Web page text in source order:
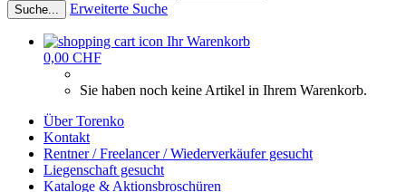
Suche... Erweiterte Suche
Ihr Warenkorb
0,00 CHF
Sie haben noch keine Artikel in Ihrem Warenkorb.
Über Torenko
Kontakt
Rentner / Freelancer / Wiederverkäufer gesucht
Liegenschaft gesucht
Kataloge & Aktionsbroschüren